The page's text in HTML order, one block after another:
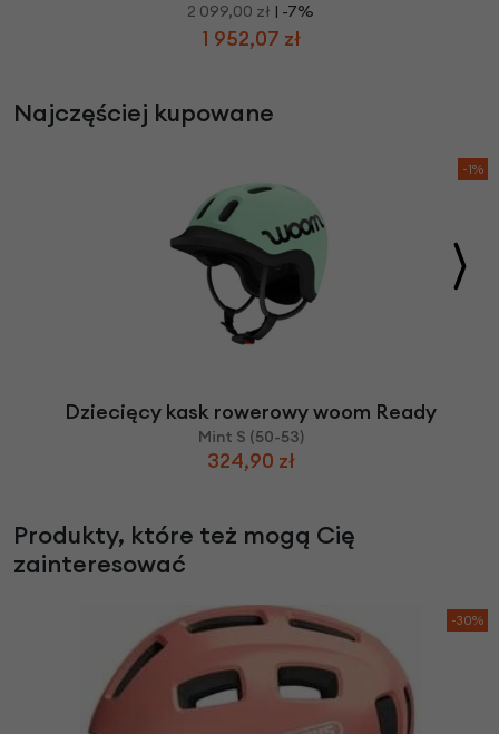
2 099,00 zł | -7%
1 952,07 zł
Najczęściej kupowane
-1%
Dziecięcy kask rowerowy woom Ready
Mint S (50-53)
324,90 zł
Produkty, które też mogą Cię
zainteresować
-30%